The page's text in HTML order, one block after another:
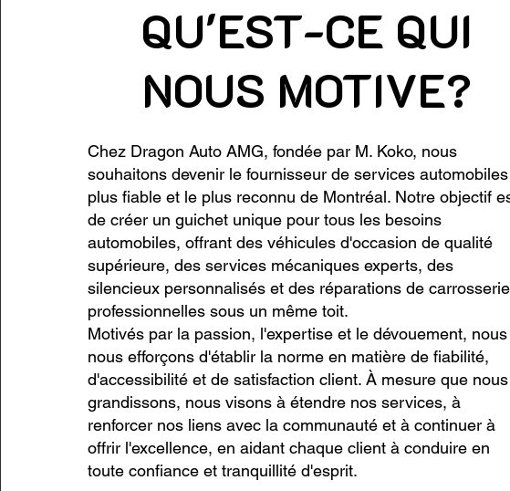
QU'EST-CE QUI
NOUS MOTIVE?
Chez Dragon Auto AMG, fondée par M. Koko, nous
souhaitons devenir le fournisseur de services
plus fiable et le plus reconnu de Montréal. Notre objectif
de créer un guichet unique pour tous les besoins
automobiles, offrant des véhicules d'occasion de qualité
supérieure, des services mécaniques experts, des
silencieux personnalisés et des réparations de carrosserie
professionnelles sous un même toit.
Motivés par la passion, l'expertise et le dévouement, nous
nous efforçons d'établir la norme en matière de fiabilité,
d'accessibilité et de satisfaction client. À mesure que nous
grandissons, nous visons à étendre nos services, à
renforcer nos liens avec la communauté et à continuer à
offrir l'excellence, en aidant chaque client à conduire en
toute confiance et tranquillité d'esprit.